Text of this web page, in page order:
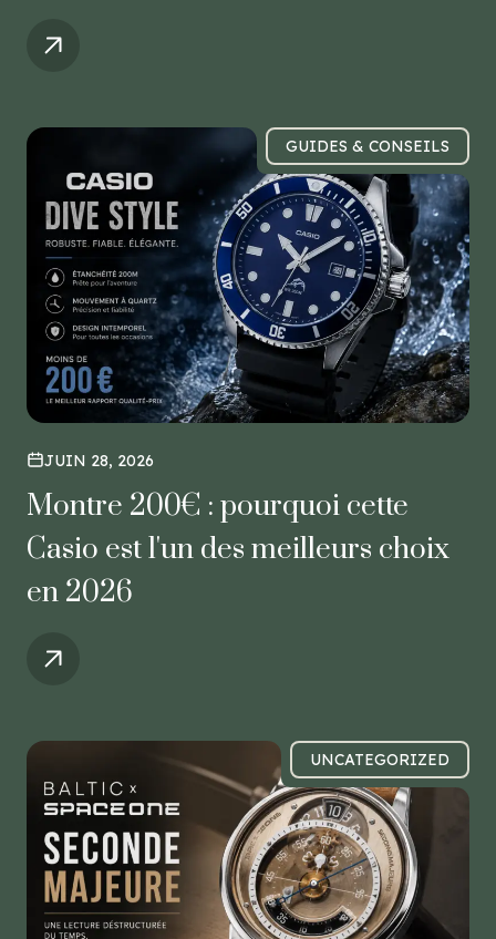
GUIDES & CONSEILS
JUIN 28, 2026
Montre 200€ : pourquoi cette
Casio est l'un des meilleurs choix
en 2026
UNCATEGORIZED